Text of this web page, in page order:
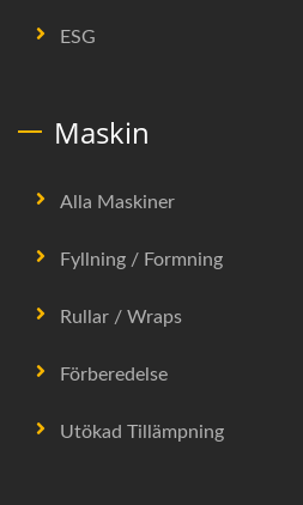
ESG
Maskin
Alla Maskiner
Fyllning / Formning
Rullar / Wraps
Förberedelse
Utökad Tillämpning